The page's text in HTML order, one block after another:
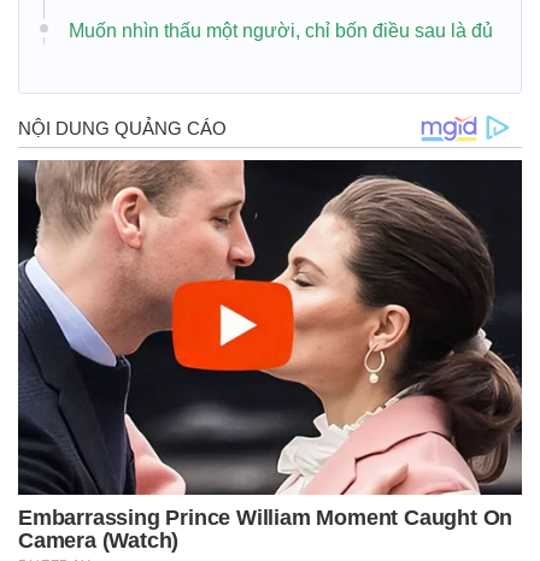
Muốn nhìn thấu một người, chỉ bốn điều sau là đủ